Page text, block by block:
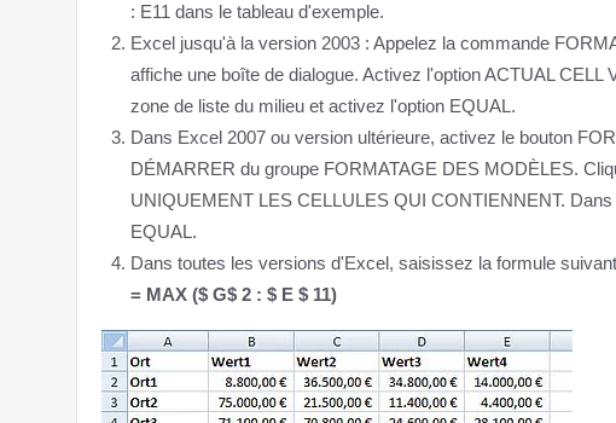
: E11 dans le tableau d'exemple.
Excel jusqu'à la version 2003 : Appelez la commande
affiche une boîte de dialogue. Activez l'option ACTUAL
zone de liste du milieu et activez l'option EQUAL.
Dans Excel 2007 ou version ultérieure, activez le bouton
DÉMARRER du groupe FORMATAGE DES MODÈLES.
UNIQUEMENT LES CELLULES QUI CONTIENNENT.
EQUAL.
Dans toutes les versions d'Excel, saisissez la formule
= MAX ($ G$ 2 : $ E $ 11)